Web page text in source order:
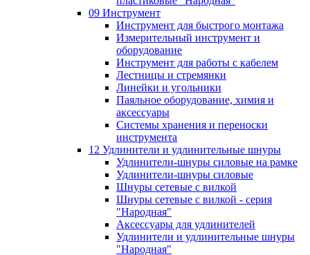
09 Инструмент
Инструмент для быстрого монтажа
Измерительный инструмент и
оборудование
Инструмент для работы с кабелем
Лестницы и стремянки
Линейки и угольники
Паяльное оборудование, химия и
аксессуары
Системы хранения и переноски
инструмента
12 Удлинители и удлинительные шнуры
Удлинители-шнуры силовые на рамке
Удлинители-шнуры силовые
Шнуры сетевые с вилкой
Шнуры сетевые с вилкой - серия
"Народная"
Аксессуары для удлинителей
Удлинители и удлинительные шнуры
"Народная"